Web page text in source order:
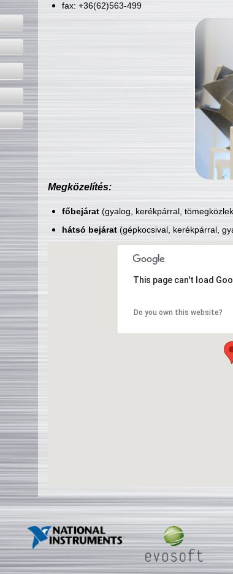
fax: +36(62)563-499
Megközelítés:
főbejárat(gyalog, kerékpárral,
hátsó bejárat(gépkocsival, kerékpárral,
This page can't load
Do you own this website?